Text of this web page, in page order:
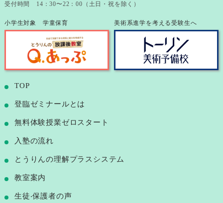
受付時間 14：30〜22：00（土日・祝を除く）
小学生対象 学童保育 美術系進学を考える受験生へ
TOP
登臨ゼミナールとは
無料体験授業ゼロスタート
⼊塾の流れ
とうりんの理解プラスシステム
教室案内
⽣徒‧保護者の声